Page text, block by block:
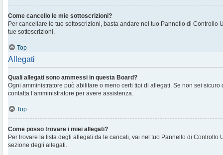
Come cancello le mie sottoscrizioni?
Per cancellare le tue sottoscrizioni, basta andare nel tuo Pannello di Controllo
tue sottoscrizioni.
Top
Allegati
Quali allegati sono ammessi in questa Board?
Ogni amministratore può abilitare o meno certi tipi di allegati. Se non sei sicuro
contatta l’amministratore per avere assistenza.
Top
Come posso trovare i miei allegati?
Per trovare la lista degli allegati da te caricati, vai nel tuo Pannello di Controllo
sezione degli allegati.